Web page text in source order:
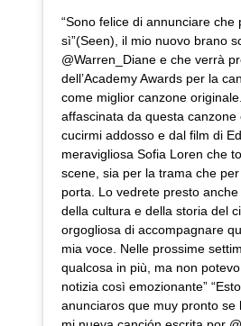
“Sono felice di annunciare che
sì”(Seen), il mio nuovo brano
@Warren_Diane e che verrà
dell’Academy Awards per la
come miglior canzone
affascinata da questa
cucirmi addosso e dal film di
meravigliosa Sofia Loren che
scene, sia per la trama che
porta. Lo vedrete presto
della cultura e della storia del
orgogliosa di accompagnare
mia voce. Nelle prossime
qualcosa in più, ma non
notizia così emozionante”
anunciaros que muy pronto se